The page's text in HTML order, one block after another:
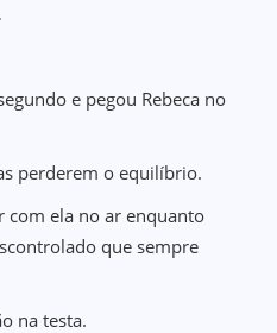
e pegou Rebeca no
perderem o equilíbrio.
com ela no ar enquanto
que sempre
na testa.